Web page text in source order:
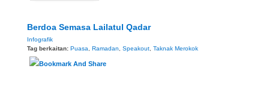
Berdoa Semasa Lailatul Qadar
Infografik
Tag berkaitan: Puasa Ramadan Speakout Taknak Merokok